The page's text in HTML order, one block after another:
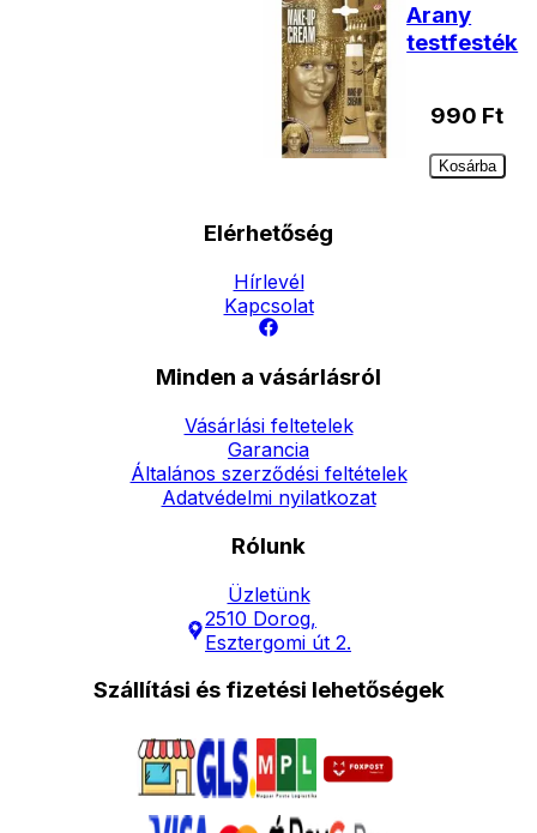
Arany
testfesték
990 Ft
Kosárba
Elérhetőség
Hírlevél
Kapcsolat
Minden a vásárlásról
Vásárlási feltetelek
Garancia
Általános szerződési feltételek
Adatvédelmi nyilatkozat
Rólunk
Üzletünk
2510 Dorog,
Esztergomi út 2.
Szállítási és fizetési lehetőségek